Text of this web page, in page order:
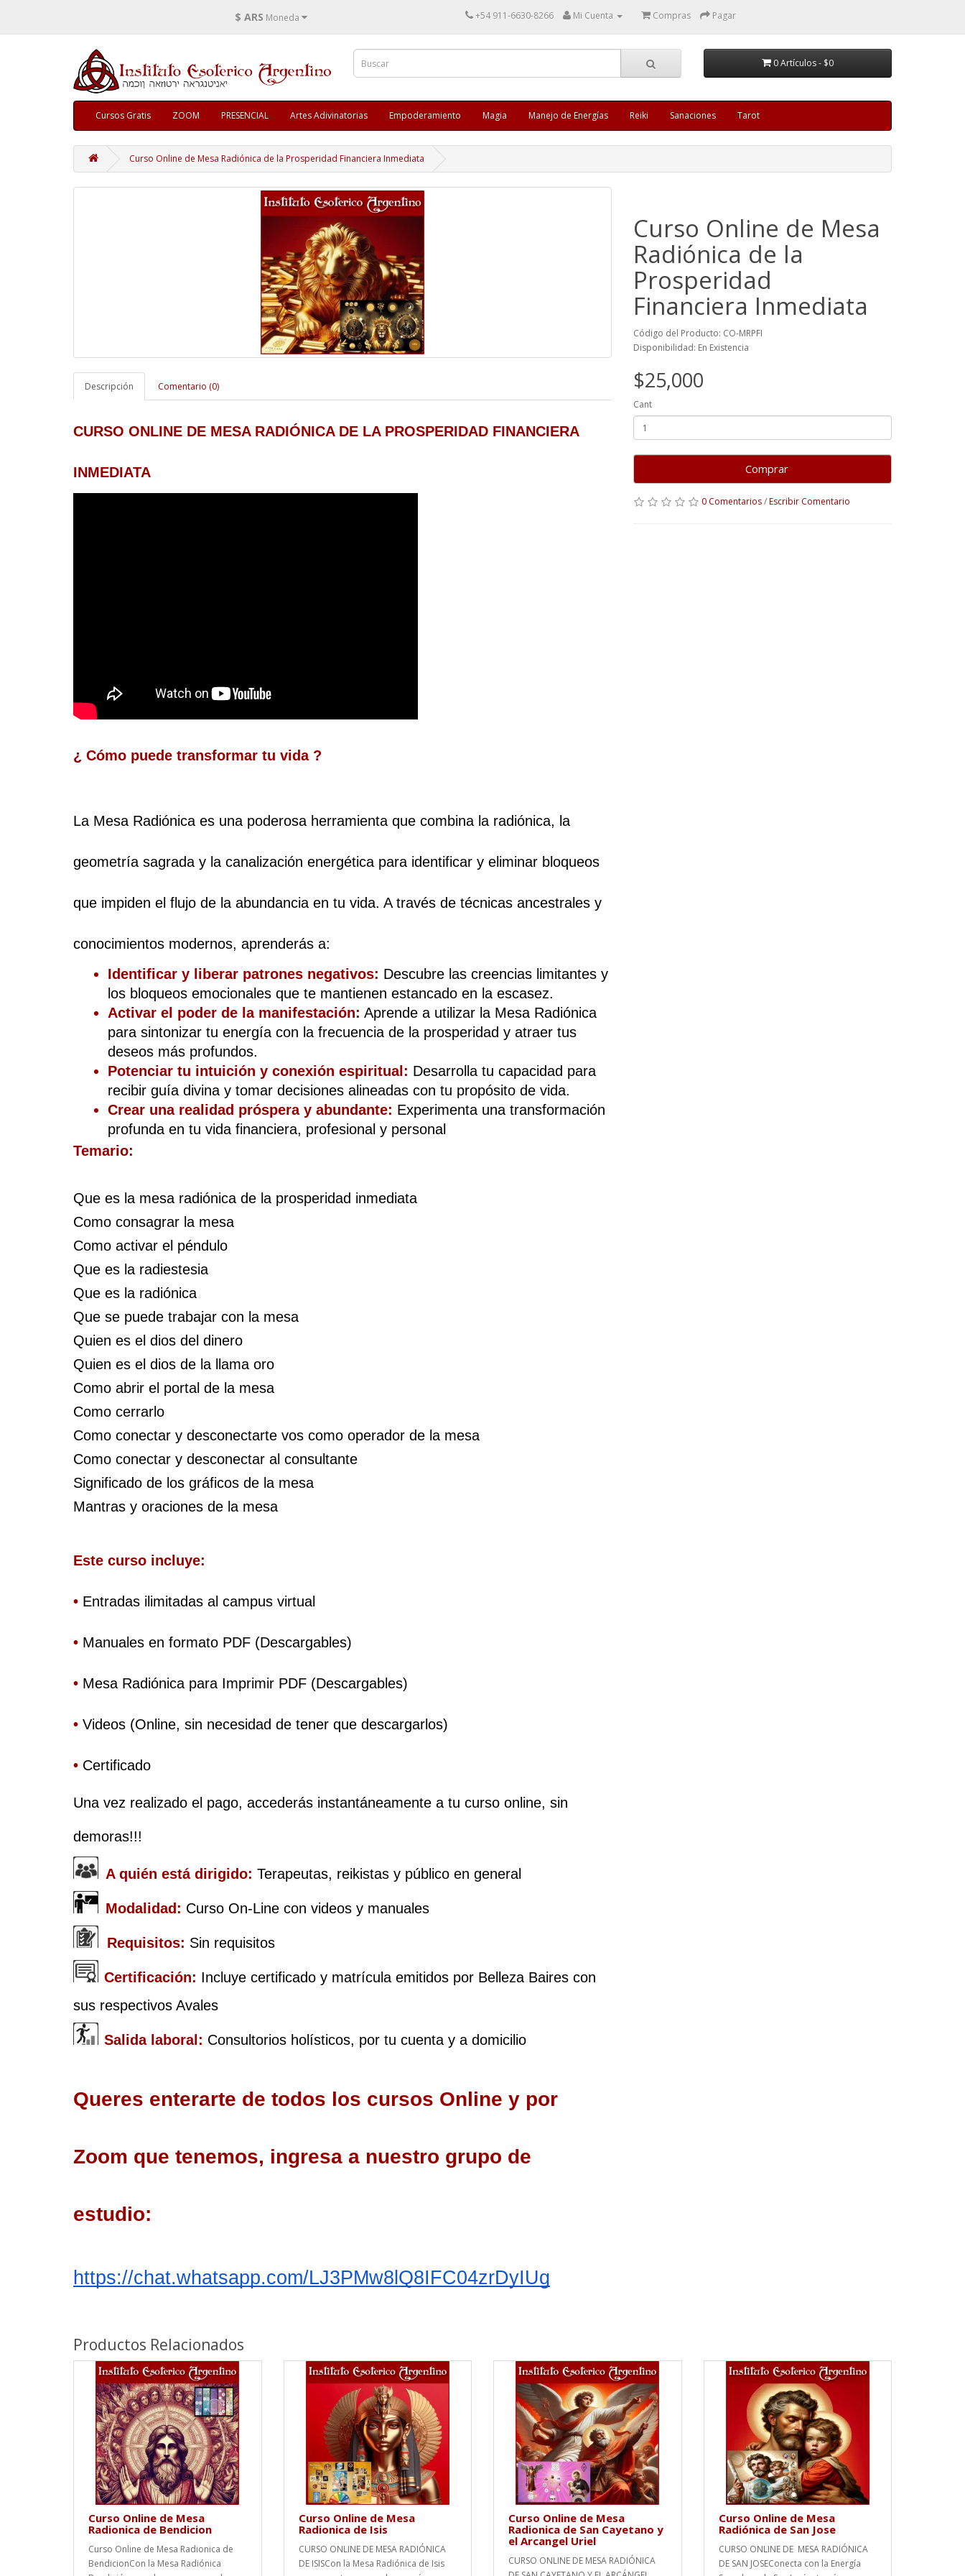
$ ARS Moneda +54 911-6630-8266 Mi Cuenta Compras Pagar
0 Artículos - $0
Cursos Gratis ZOOM PRESENCIAL Artes Adivinatorias Empoderamiento Magia Manejo de Energías Reiki Sanaciones Tarot
Curso Online de Mesa Radiónica de la Prosperidad Financiera Inmediata
Descripción Comentario (0)
CURSO ONLINE DE MESA RADIÓNICA DE LA PROSPERIDAD FINANCIERA
INMEDIATA
¿ Cómo puede transformar tu vida ?
La Mesa Radiónica es una poderosa herramienta que combina la radiónica, la
geometría sagrada y la canalización energética para identificar y eliminar bloqueos
que impiden el flujo de la abundancia en tu vida. A través de técnicas ancestrales y
conocimientos modernos, aprenderás a:
Identificar y liberar patrones negativos: Descubre las creencias limitantes y
los bloqueos emocionales que te mantienen estancado en la escasez.
Activar el poder de la manifestación: Aprende a utilizar la Mesa Radiónica
para sintonizar tu energía con la frecuencia de la prosperidad y atraer tus
deseos más profundos.
Potenciar tu intuición y conexión espiritual: Desarrolla tu capacidad para
recibir guía divina y tomar decisiones alineadas con tu propósito de vida.
Crear una realidad próspera y abundante: Experimenta una transformación
profunda en tu vida financiera, profesional y personal
Temario:
Que es la mesa radiónica de la prosperidad inmediata
Como consagrar la mesa
Como activar el péndulo
Que es la radiestesia
Que es la radiónica
Que se puede trabajar con la mesa
Quien es el dios del dinero
Quien es el dios de la llama oro
Como abrir el portal de la mesa
Como cerrarlo
Como conectar y desconectarte vos como operador de la mesa
Como conectar y desconectar al consultante
Significado de los gráficos de la mesa
Mantras y oraciones de la mesa
Este curso incluye:
• Entradas ilimitadas al campus virtual
• Manuales en formato PDF (Descargables)
• Mesa Radiónica para Imprimir PDF (Descargables)
• Videos (Online, sin necesidad de tener que descargarlos)
• Certificado
Una vez realizado el pago, accederás instantáneamente a tu curso online, sin
demoras!!!
A quién está dirigido: Terapeutas, reikistas y público en general
Modalidad: Curso On-Line con videos y manuales
Requisitos: Sin requisitos
Certificación: Incluye certificado y matrícula emitidos por Belleza Baires con
sus respectivos Avales
Salida laboral: Consultorios holísticos, por tu cuenta y a domicilio
Queres enterarte de todos los cursos Online y por
Zoom que tenemos, ingresa a nuestro grupo de
estudio:
https://chat.whatsapp.com/LJ3PMw8lQ8IFC04zrDyIUg
Curso Online de Mesa
Radiónica de la
Prosperidad
Financiera Inmediata
Código del Producto: CO-MRPFI
Disponibilidad: En Existencia
$25,000
Cant
Comprar
0 Comentarios/Escribir Comentario
Productos Relacionados
Curso Online de Mesa
Radionica de Bendicion
Curso Online de Mesa Radionica de
BendicionCon la Mesa Radiónica
Curso Online de Mesa
Radionica de Isis
CURSO ONLINE DE MESA RADIÓNICA
DE ISISCon la Mesa Radiónica de Isis
Curso Online de Mesa
Radionica de San Cayetano y
el Arcangel Uriel
CURSO ONLINE DE MESA RADIÓNICA
Curso Online de Mesa
Radiónica de San Jose
CURSO ONLINE DE MESA RADIÓNICA
DE SAN JOSEConecta con la Energía